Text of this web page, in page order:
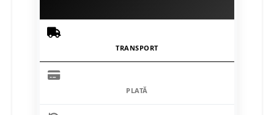
TRANSPORT
PLATĂ